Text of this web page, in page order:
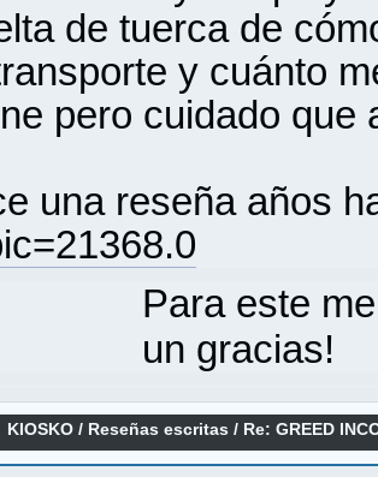
de tuerca de
y cuánto
pero cuidado que
una reseña años
Para este
un gracias!
KIOSKO / Reseñas escritas / Re: GREED
DE NUEVA RUMASA (Reseña)